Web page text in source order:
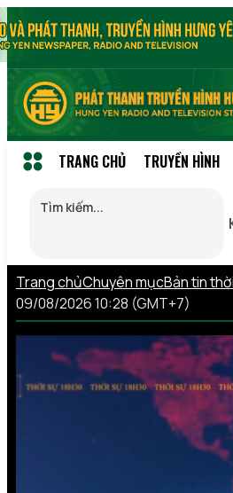
TRANG CHỦ TRUYỀN HÌNH
Trang chủChuyên mụcBản tin
09/08/2026 10:28 (GMT+7)